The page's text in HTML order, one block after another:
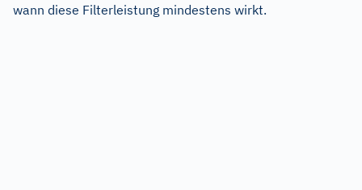
wann diese Filterleistung mindestens wirkt.